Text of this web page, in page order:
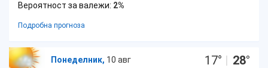
Вероятност за валежи: 2%
Подробна прогноза
Понеделник, 10 авг
17° | 28°